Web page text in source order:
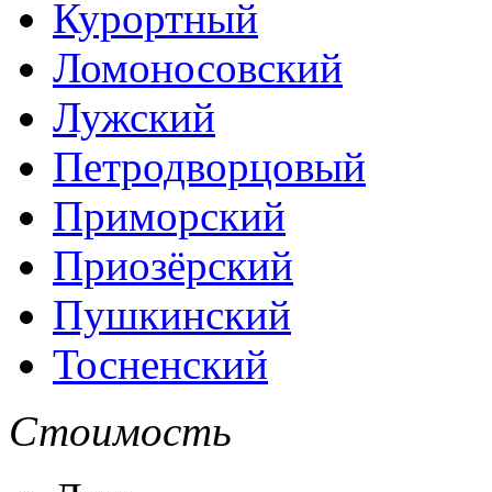
Курортный
Ломоносовский
Лужский
Петродворцовый
Приморский
Приозёрский
Пушкинский
Тосненский
Стоимость